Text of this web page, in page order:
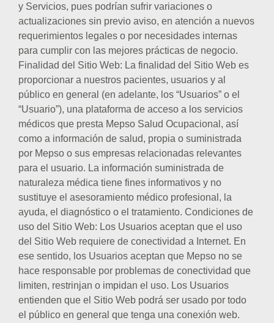
y Servicios, pues podrían sufrir variaciones o
actualizaciones sin previo aviso, en atención a nuevos
requerimientos legales o por necesidades internas
para cumplir con las mejores prácticas de negocio.
Finalidad del Sitio Web: La finalidad del Sitio Web es
proporcionar a nuestros pacientes, usuarios y al
público en general (en adelante, los “Usuarios” o el
“Usuario”), una plataforma de acceso a los servicios
médicos que presta Mepso Salud Ocupacional, así
como a información de salud, propia o suministrada
por Mepso o sus empresas relacionadas relevantes
para el usuario. La información suministrada de
naturaleza médica tiene fines informativos y no
sustituye el asesoramiento médico profesional, la
ayuda, el diagnóstico o el tratamiento. Condiciones de
uso del Sitio Web: Los Usuarios aceptan que el uso
del Sitio Web requiere de conectividad a Internet. En
ese sentido, los Usuarios aceptan que Mepso no se
hace responsable por problemas de conectividad que
limiten, restrinjan o impidan el uso. Los Usuarios
entienden que el Sitio Web podrá ser usado por todo
el público en general que tenga una conexión web.